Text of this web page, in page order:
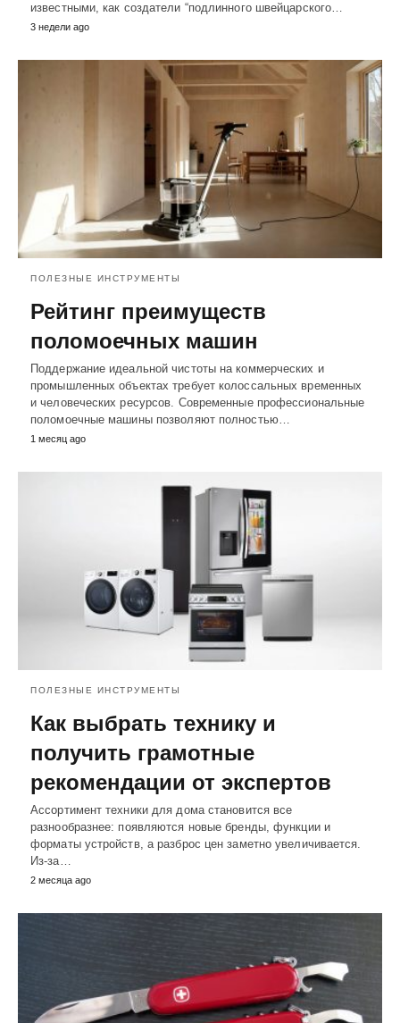
известными, как создатели “подлинного швейцарского…
3 недели ago
ПОЛЕЗНЫЕ ИНСТРУМЕНТЫ
Рейтинг преимуществ
поломоечных машин
Поддержание идеальной чистоты на коммерческих и
промышленных объектах требует колоссальных временных
и человеческих ресурсов. Современные профессиональные
поломоечные машины позволяют полностью…
1 месяц ago
ПОЛЕЗНЫЕ ИНСТРУМЕНТЫ
Как выбрать технику и
получить грамотные
рекомендации от экспертов
Ассортимент техники для дома становится все
разнообразнее: появляются новые бренды, функции и
форматы устройств, а разброс цен заметно увеличивается.
Из-за…
2 месяца ago